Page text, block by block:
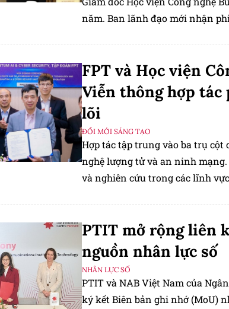
năm. Ban lãnh đạo mới nhận
FPT và Học viện
Viễn thông hợp
lõi
ĐỔI MỚI SÁNG TẠO
Hợp tác tập trung vào ba trụ
nghệ lượng tử và an ninh
và nghiên cứu trong các lĩnh
PTIT mở rộng liên
nguồn nhân lực số
NHÂN LỰC SỐ
PTIT và NAB Việt Nam của
ký kết Biên bản ghi nhớ (MoU)